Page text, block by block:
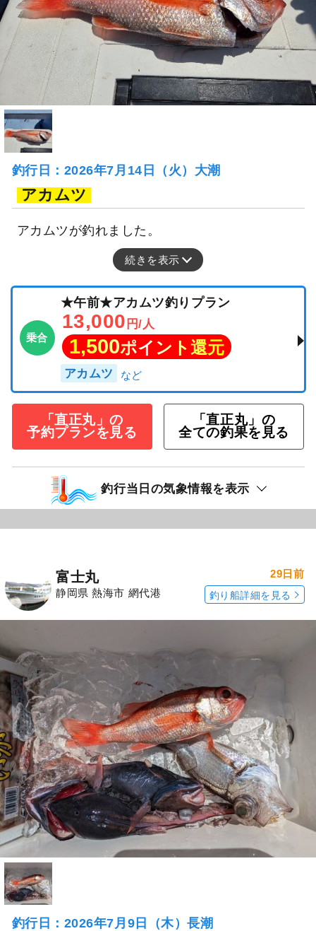
釣行日：2026年7月14日（火）大潮
アカムツ
アカムツが釣れました。
続きを表示
乗合
★午前★アカムツ釣りプラン
13,000 円/人
1,500ポイント還元
アカムツ
「直正丸」の
予約プランを見る
「直正丸」の
全ての釣果を見る
釣行当日の気象情報を表示
富士丸
静岡県 熱海市 網代港
29日前
釣り船詳細を見る
釣行日：2026年7月9日（木）長潮